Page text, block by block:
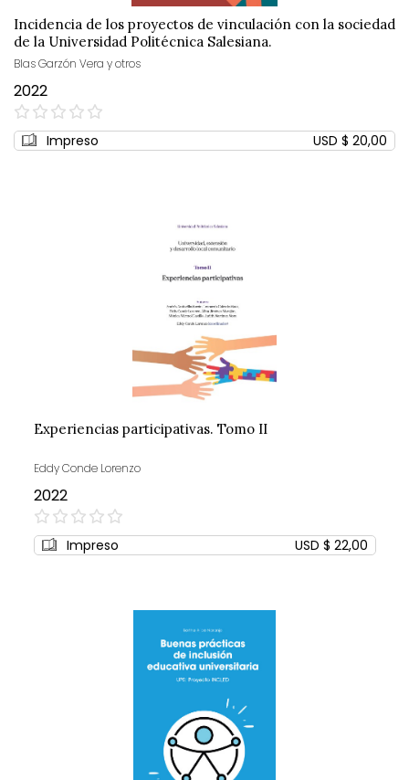
Incidencia de los proyectos de vinculación con la sociedad
de la Universidad Politécnica Salesiana.
Blas Garzón Vera y otros
2022
0%
Impreso USD $ 20,00
Experiencias participativas. Tomo II
Eddy Conde Lorenzo
2022
0%
Impreso USD $ 22,00